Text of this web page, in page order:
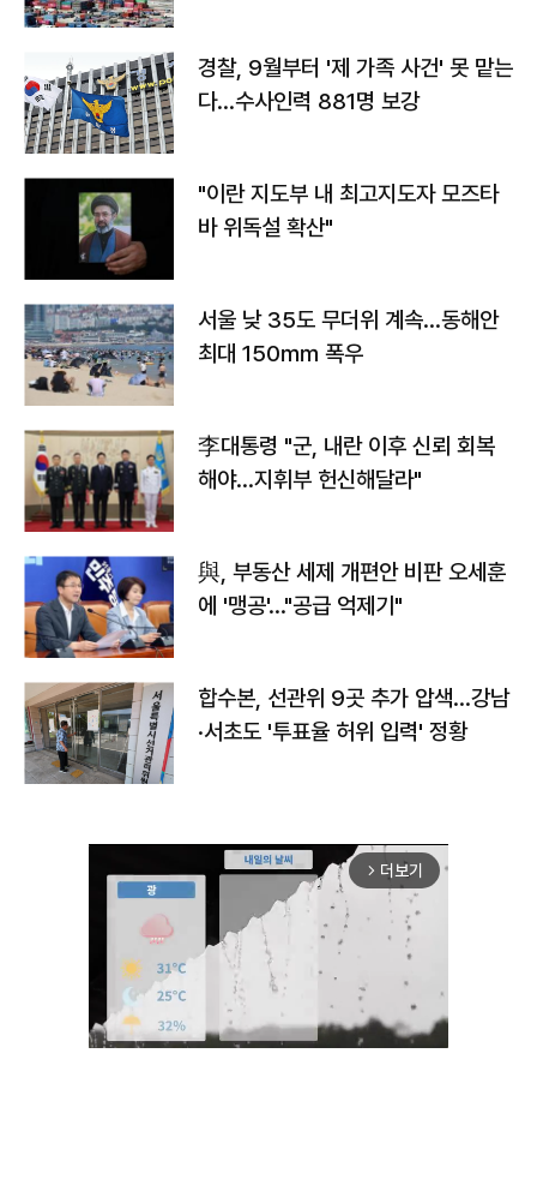
경찰, 9월부터 '제 가족 사건' 못 맡는
다…수사인력 881명 보강
"이란 지도부 내 최고지도자 모즈타
바 위독설 확산"
서울 낮 35도 무더위 계속…동해안
최대 150㎜ 폭우
李대통령 "군, 내란 이후 신뢰 회복
해야…지휘부 헌신해달라"
與, 부동산 세제 개편안 비판 오세훈
에 '맹공'…"공급 억제기"
합수본, 선관위 9곳 추가 압색…강남
·서초도 '투표율 허위 입력' 정황
arrow_forward_ios 더보기